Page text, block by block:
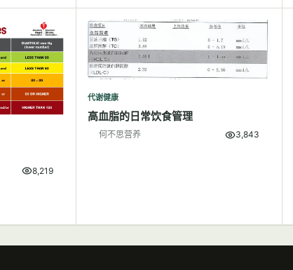
8,219
代谢健康
高血脂的日常饮食管理
何不思营养 3,843